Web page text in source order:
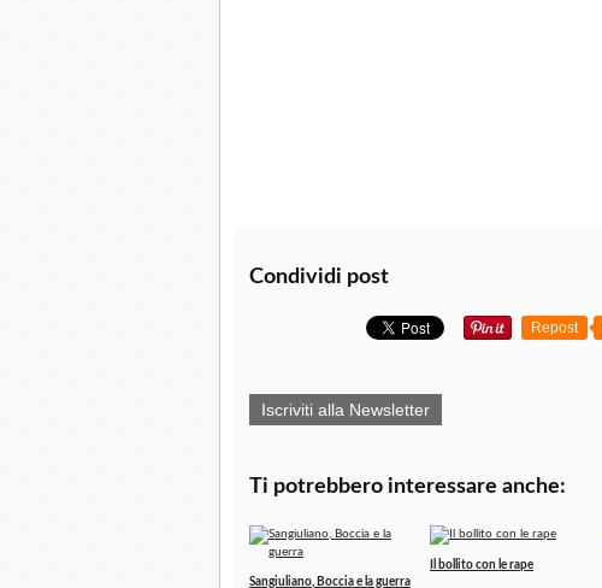
Condividi post
Repost
Iscriviti alla Newsletter
Ti potrebbero interessare anche:
Sangiuliano, Boccia e la guerra
Il bollito con le rape